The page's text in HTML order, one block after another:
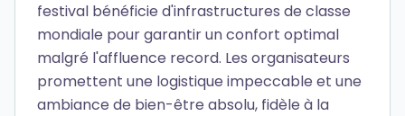
festival bénéficie d'infrastructures de classe
mondiale pour garantir un confort optimal
malgré l'affluence record. Les organisateurs
promettent une logistique impeccable et une
ambiance de bien-être absolu, fidèle à la